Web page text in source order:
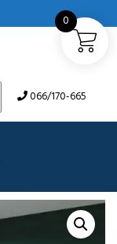
066/170-665
0